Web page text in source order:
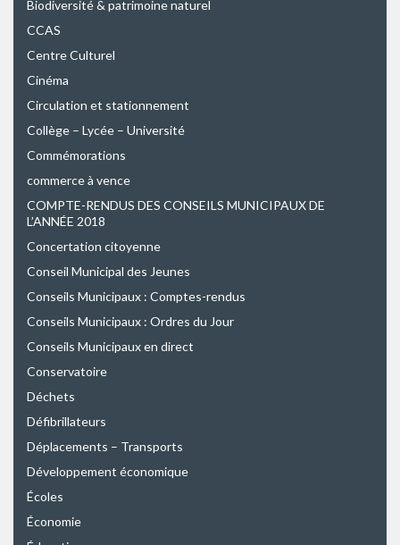
Biodiversité & patrimoine naturel
CCAS
Centre Culturel
Cinéma
Circulation et stationnement
Collège – Lycée – Université
Commémorations
commerce à vence
COMPTE-RENDUS DES CONSEILS MUNICIPAUX DE
L’ANNÉE 2018
Concertation citoyenne
Conseil Municipal des Jeunes
Conseils Municipaux : Comptes-rendus
Conseils Municipaux : Ordres du Jour
Conseils Municipaux en direct
Conservatoire
Déchets
Défibrillateurs
Déplacements – Transports
Développement économique
Écoles
Économie